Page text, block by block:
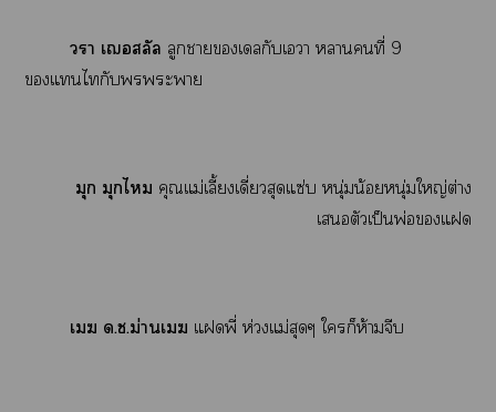
วา เสลัล ลูกาเลกัเา าคนที่ 9
แไกับะา
มุก มุกไ คุณแม่เลี้ยงเดี่ยวสุดแซ่บ หนุ่มน้อยหนุ่มใหญ่ต่าง
เตัวเป็นพ่อแ
เ ด.ช.ม่านเ แพี่ ห่วงแม่สุดๆ ใก็ห้ามจีบ